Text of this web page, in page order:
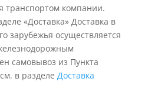
транспортом компании.
«Доставка» Доставка в
зарубежья осуществляется
самовывоз из Пункта
в разделе Доставка